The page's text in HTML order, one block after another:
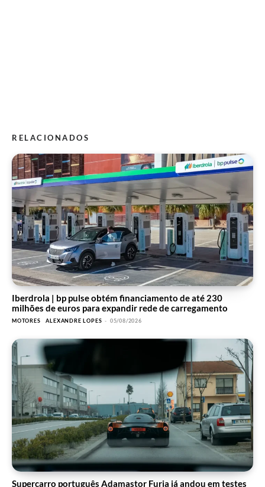
RELACIONADOS
Iberdrola | bp pulse obtém financiamento de até 230
milhões de euros para expandir rede de carregamento
MOTORES ALEXANDRE LOPES - 05/08/2026
Supercarro português Adamastor Furia já andou em testes